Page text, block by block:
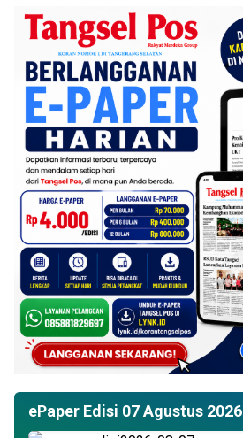
ePaper Edisi 07 Agustus 2026